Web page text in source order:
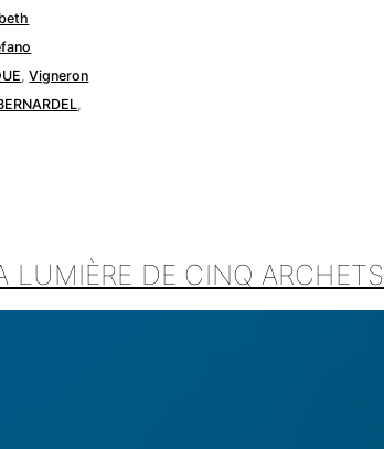
,Vigneron
,
LUMIÈRE DE CINQ ARCHETS